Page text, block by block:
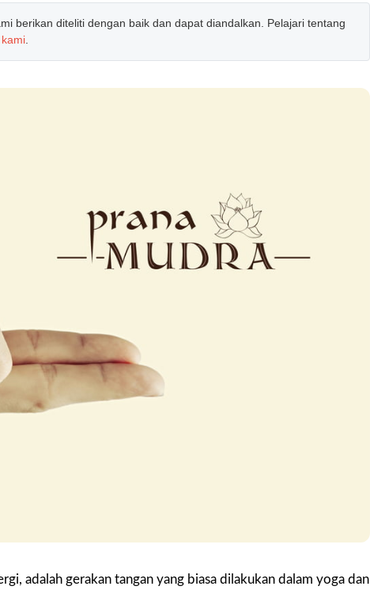
berikan diteliti dengan baik dan dapat diandalkan. Pelajari tentang
adalah gerakan tangan yang biasa dilakukan dalam yoga dan